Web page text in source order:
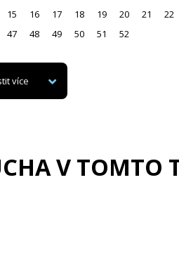
15 16 17 18 19 20 21 22
47 48 49 50 51 52
více
V TOMTO